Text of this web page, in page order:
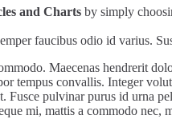
and Charts by simply
faucibus odio id varius.
Maecenas hendrerit
tempus convallis. Integer
Fusce pulvinar purus id urna
mi, mattis a commodo nec,